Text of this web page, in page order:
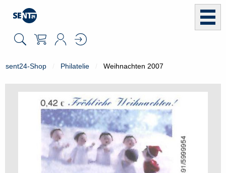
sent24-Shop Philatelie Weihnachten 2007